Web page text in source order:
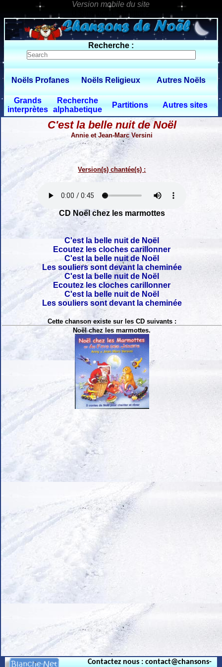
0 $limitbot 1 $limittot 2
Recherche :
Noëls Profanes Noëls Religieux Autres Noëls
Grands
interprètes
Recherche
alphabetique
Partitions Autres sites
C'est la belle nuit de Noël
Annie et Jean-Marc Versini
Version(s) chantée(s) :
CD Noël chez les marmottes
C'est la belle nuit de Noël
Ecoutez les cloches carillonner
C'est la belle nuit de Noël
Les souliers sont devant la cheminée
C'est la belle nuit de Noël
Ecoutez les cloches carillonner
C'est la belle nuit de Noël
Les souliers sont devant la cheminée
Cette chanson existe sur les CD suivants :
Noël chez les marmottes.
Contactez nous : contact@chansons-